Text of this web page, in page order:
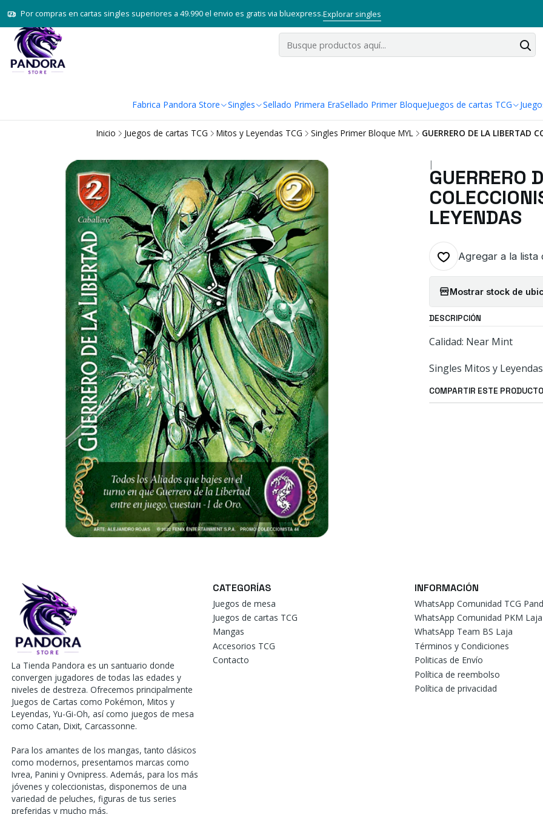
Fabrica Pandora Store Singles Sellado Primera EraSellado Primer BloqueJuegos de cartas TCG
Por compras en cartas singles superiores a 49.990 el envio es gratis via bluexpress.Explorar singles
Inicio Juegos de cartas TCG Mitos y Leyendas TCG Singles Primer Bloque MYL GUERRERO DE LA LIBERTAD
|
GUERRERO
LEYENDAS
Agregar a la lista
Mostrar stock de
DESCRIPCIÓN
Calidad: Near Mint
Singles Mitos y Leyendas
COMPARTIR ESTE PRODUCTO
La Tienda Pandora es un santuario donde
convergen jugadores de todas las edades y
niveles de destreza. Ofrecemos principalmente
Juegos de Cartas como Pokémon, Mitos y
Leyendas, Yu-Gi-Oh, así como juegos de mesa
como Catan, Dixit, Carcassonne.
Para los amantes de los mangas, tanto clásicos
como modernos, presentamos marcas como
Ivrea, Panini y Ovnipress. Además, para los más
jóvenes y coleccionistas, disponemos de una
variedad de peluches, figuras de tus series
preferidas y mucho más.
CATEGORÍAS
Juegos de mesa
Juegos de cartas TCG
Mangas
Accesorios TCG
Contacto
INFORMACIÓN
WhatsApp Comunidad TCG
WhatsApp Comunidad PKM Laja
WhatsApp Team BS Laja
Términos y Condiciones
Politicas de Envío
Política de reembolso
Política de privacidad